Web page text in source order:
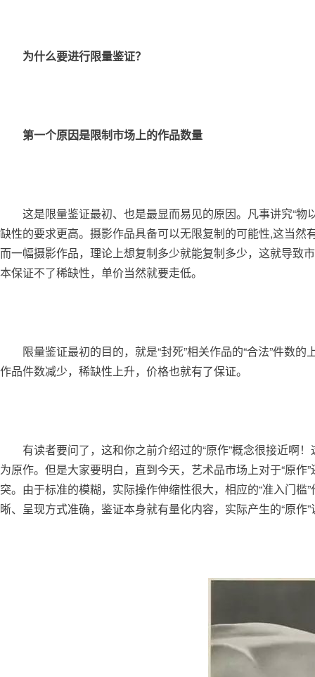
为什么要进行限量鉴证？
第一个原因是限制市场上的作品数量
缺性的要求更高。摄影作品具备可以无限复制的可能性,这当
而一幅摄影作品，理论上想复制多少就能复制多少，这就导致
本保证不了稀缺性，单价当然就要走低。
作品件数减少，稀缺性上升，价格也就有了保证。
为原作。但是大家要明白，直到今天，艺术品市场上对于“原
突。由于标准的模糊，实际操作伸缩性很大，相应的“准入门
晰、呈现方式准确，鉴证本身就有量化内容，实际产生的“原